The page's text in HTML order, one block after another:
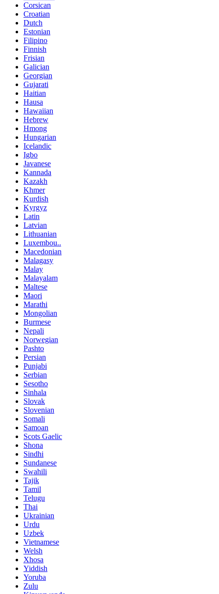
Corsican
Croatian
Dutch
Estonian
Filipino
Finnish
Frisian
Galician
Georgian
Gujarati
Haitian
Hausa
Hawaiian
Hebrew
Hmong
Hungarian
Icelandic
Igbo
Javanese
Kannada
Kazakh
Khmer
Kurdish
Kyrgyz
Latin
Latvian
Lithuanian
Luxembou..
Macedonian
Malagasy
Malay
Malayalam
Maltese
Maori
Marathi
Mongolian
Burmese
Nepali
Norwegian
Pashto
Persian
Punjabi
Serbian
Sesotho
Sinhala
Slovak
Slovenian
Somali
Samoan
Scots Gaelic
Shona
Sindhi
Sundanese
Swahili
Tajik
Tamil
Telugu
Thai
Ukrainian
Urdu
Uzbek
Vietnamese
Welsh
Xhosa
Yiddish
Yoruba
Zulu